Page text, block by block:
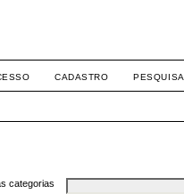
CADASTRO PESQUISA
categorias